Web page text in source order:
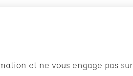
et ne vous engage pas